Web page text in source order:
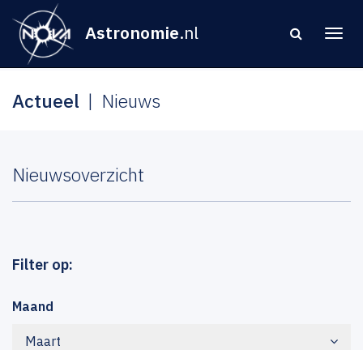
Astronomie.nl
Actueel Nieuws
Nieuwsoverzicht
Filter op:
Maand
Maart